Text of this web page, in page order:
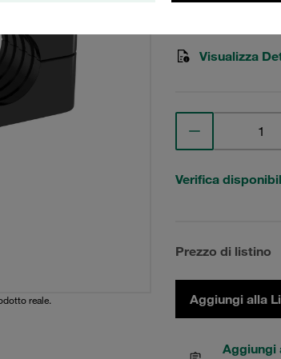
reale.
Visualizza
Verifica
Prezzo di listino
Aggiungi alla
Aggiungi